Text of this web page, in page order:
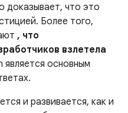
доказывает, что это
Более того,
, что
взлетела
является основным
и развивается, как и